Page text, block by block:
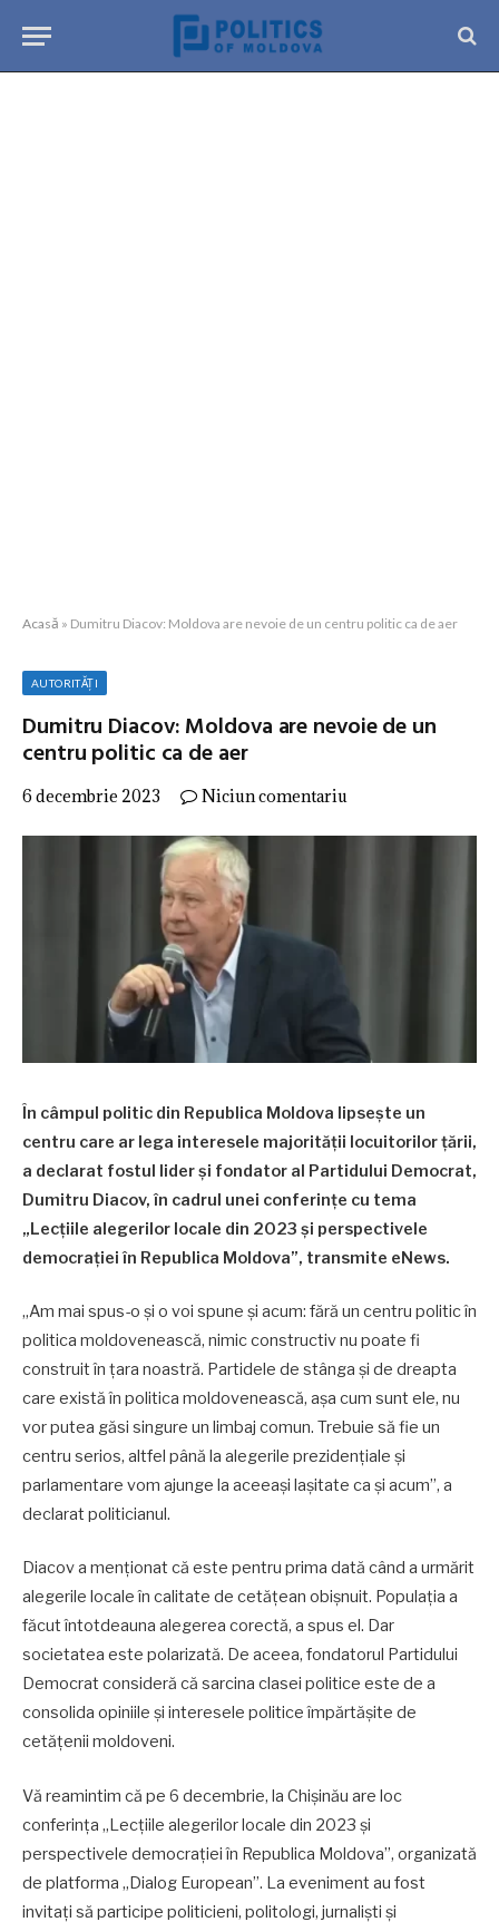
Acasă » Dumitru Diacov: Moldova are nevoie de un centru politic ca de aer
AUTORITĂȚI
Dumitru Diacov: Moldova are nevoie de un
centru politic ca de aer
6 decembrie 2023 Niciun comentariu
În câmpul politic din Republica Moldova lipsește un
centru care ar lega interesele majorității locuitorilor țării,
a declarat fostul lider și fondator al Partidului Democrat,
Dumitru Diacov, în cadrul unei conferințe cu tema
„Lecțiile alegerilor locale din 2023 și perspectivele
democrației în Republica Moldova”, transmite eNews.
„Am mai spus-o și o voi spune și acum: fără un centru politic în
politica moldovenească, nimic constructiv nu poate fi
construit în țara noastră. Partidele de stânga și de dreapta
care există în politica moldovenească, așa cum sunt ele, nu
vor putea găsi singure un limbaj comun. Trebuie să fie un
centru serios, altfel până la alegerile prezidențiale și
parlamentare vom ajunge la aceeași lașitate ca și acum”, a
declarat politicianul.
Diacov a menționat că este pentru prima dată când a urmărit
alegerile locale în calitate de cetățean obișnuit. Populația a
făcut întotdeauna alegerea corectă, a spus el. Dar
societatea este polarizată. De aceea, fondatorul Partidului
Democrat consideră că sarcina clasei politice este de a
consolida opiniile și interesele politice împărtășite de
cetățenii moldoveni.
Vă reamintim că pe 6 decembrie, la Chișinău are loc
conferința „Lecțiile alegerilor locale din 2023 și
perspectivele democrației în Republica Moldova”, organizată
de platforma „Dialog European”. La eveniment au fost
invitați să participe politicieni, politologi, jurnaliști și